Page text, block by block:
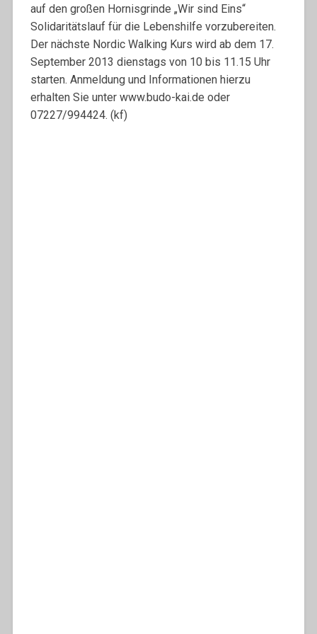
auf den großen Hornisgrinde „Wir sind Eins“
Solidaritätslauf für die Lebenshilfe vorzubereiten.
Der nächste Nordic Walking Kurs wird ab dem 17.
September 2013 dienstags von 10 bis 11.15 Uhr
starten. Anmeldung und Informationen hierzu
erhalten Sie unter www.budo-kai.de oder
07227/994424. (kf)